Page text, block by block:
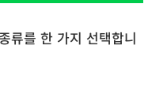
류를 한 가지 선택합니